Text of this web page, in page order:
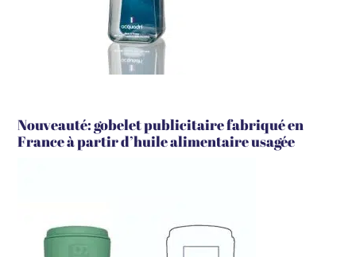
Nouveauté: gobelet publicitaire fabriqué en
France à partir d’huile alimentaire usagée